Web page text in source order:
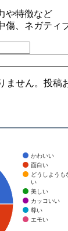
や特徴など
傷、ネガティ
ません。投稿
かわいい
面白い
どうしようも
い
美しい
カッコいい
尊い
エモい